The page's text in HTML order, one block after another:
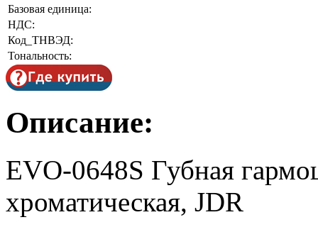
Базовая единица:
НДС:
Код_ТНВЭД:
Тональность:
Описание:
EVO-0648S Губная
хроматическая, JDR